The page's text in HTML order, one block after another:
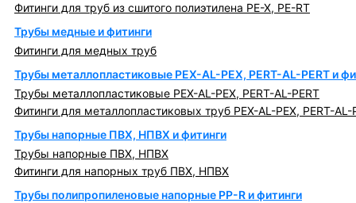
Фитинги для труб из сшитого полиэтилена PE-X, PE-RT
Трубы медные и фитинги
Фитинги для медных труб
Трубы металлопластиковые PEX-AL-PEX, PERT-AL-PERT и
Трубы металлопластиковые PEX-AL-PEX, PERT-AL-PERT
Фитинги для металлопластиковых труб PEX-AL-PEX, PERT-AL-
Трубы напорные ПВХ, НПВХ и фитинги
Трубы напорные ПВХ, НПВХ
Фитинги для напорных труб ПВХ, НПВХ
Трубы полипропиленовые напорные PP-R и фитинги